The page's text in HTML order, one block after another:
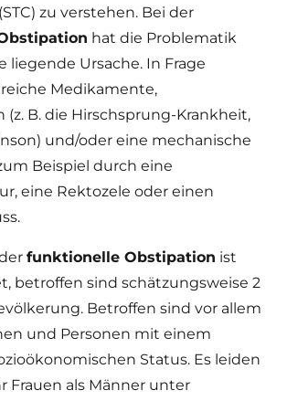
zu verstehen. Bei der
hat die Problematik
liegende Ursache. In Frage
Medikamente,
(z. B. die Hirschsprung-Krankheit,
und/oder eine mechanische
Beispiel durch eine
eine Rektozele oder einen
funktionelle Obstipation ist
betroffen sind schätzungsweise 2
Betroffen sind vor allem
und Personen mit einem
Status. Es leiden
Frauen als Männer unter